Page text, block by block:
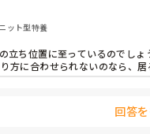
された日でも、情報のな
所で止まってしまい何の
ット型特養
ち位置に至っているのでしょ
に合わせられないのなら、居
回答